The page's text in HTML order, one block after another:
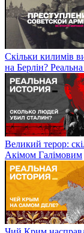
Скільки килимів
на Берлін?
Великий терор:
Акімом Галімовим